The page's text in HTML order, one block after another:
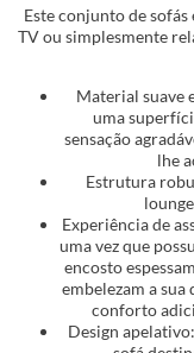
Este conjunto de
TV ou simplesmente
Material suave
uma
sensação
lhe
Estrutura
Experiência de
uma vez que
encosto
embelezam a
conforto
Design